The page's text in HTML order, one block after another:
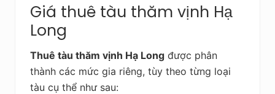
Giá thuê tàu thăm vịnh Hạ
Long
Thuê tàu thăm vịnh Hạ Long được phân
thành các mức gia riêng, tùy theo từng loại
tàu cụ thể như sau: